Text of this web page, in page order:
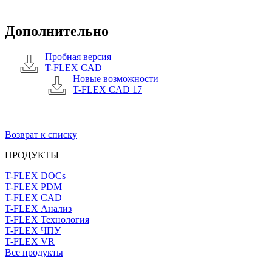
Дополнительно
Пробная версия
T-FLEX CAD
Новые возможности
T-FLEX CAD 17
Возврат к списку
ПРОДУКТЫ
T-FLEX DOCs
T-FLEX PDM
T-FLEX CAD
T-FLEX Анализ
T-FLEX Технология
T-FLEX ЧПУ
T-FLEX VR
Все продукты